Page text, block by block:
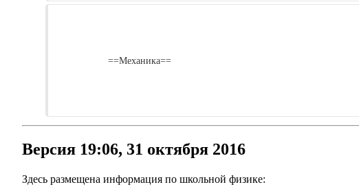
                    ==Механика==
Версия 19:06, 31 октября 2016
Здесь размещена информация по школьной физике: